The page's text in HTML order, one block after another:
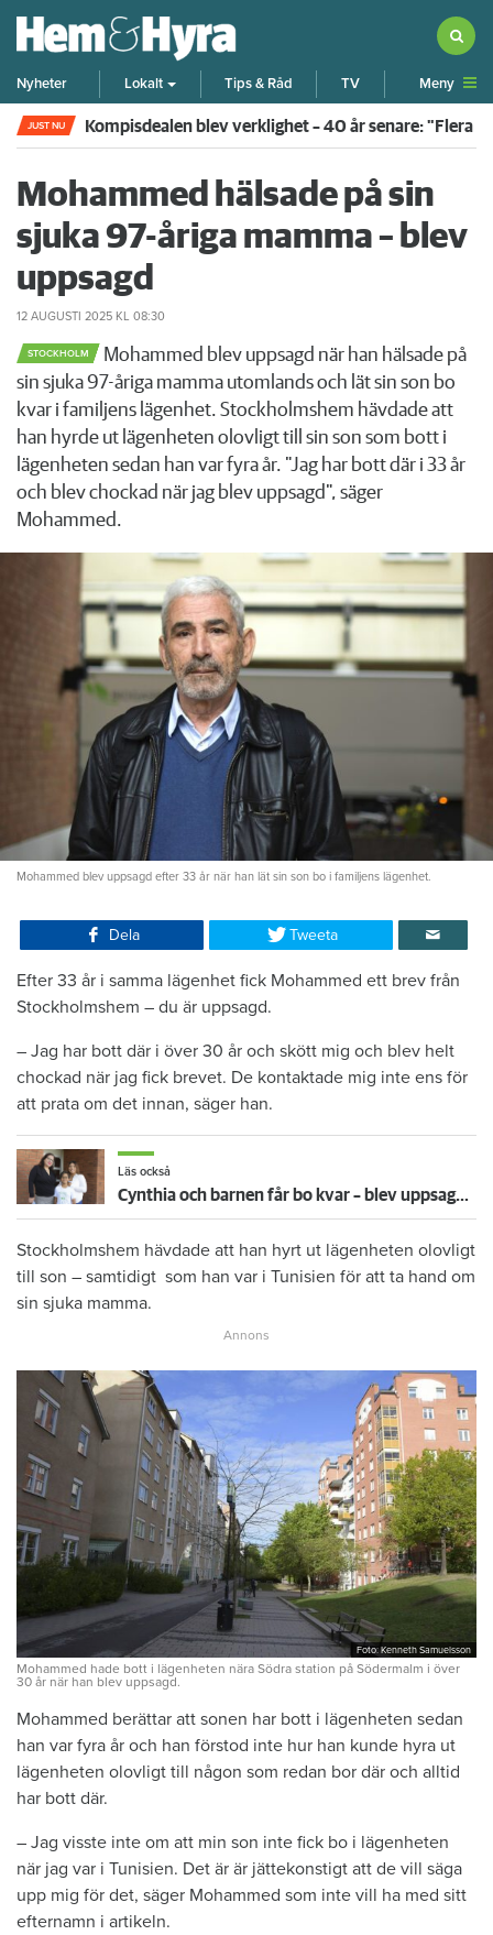
Nyheter Lokalt Tips & Råd TV Meny
JUST NU Kompisdealen blev verklighet – 40 år senare: "Flera
Mohammed hälsade på sin
sjuka 97-åriga mamma – blev
uppsagd
12 AUGUSTI 2025 KL 08:30
STOCKHOLM
Mohammed blev uppsagd när han hälsade på
sin sjuka 97-åriga mamma utomlands och lät sin son bo
kvar i familjens lägenhet. Stockholmshem hävdade att
han hyrde ut lägenheten olovligt till sin son som bott i
lägenheten sedan han var fyra år. "Jag har bott där i 33 år
och blev chockad när jag blev uppsagd", säger
Mohammed.
Mohammed blev uppsagd efter 33 år när han lät sin son bo i familjens lägenhet.
Dela Tweeta
Efter 33 år i samma lägenhet fick Mohammed ett brev från
Stockholmshem – du är uppsagd.
– Jag har bott där i över 30 år och skött mig och blev helt
chockad när jag fick brevet. De kontaktade mig inte ens för
att prata om det innan, säger han.
Läs också
Cynthia och barnen får bo kvar – blev uppsagd efter femårig ofrivillig utlandsvistelse
Stockholmshem hävdade att han hyrt ut lägenheten olovligt
till son – samtidigt som han var i Tunisien för att ta hand om
sin sjuka mamma.
Foto: Kenneth Samuelsson
Mohammed hade bott i lägenheten nära Södra station på Södermalm i över
30 år när han blev uppsagd.
Mohammed berättar att sonen har bott i lägenheten sedan
han var fyra år och han förstod inte hur han kunde hyra ut
lägenheten olovligt till någon som redan bor där och alltid
har bott där.
– Jag visste inte om att min son inte fick bo i lägenheten
när jag var i Tunisien. Det är är jättekonstigt att de vill säga
upp mig för det, säger Mohammed som inte vill ha med sitt
efternamn i artikeln.